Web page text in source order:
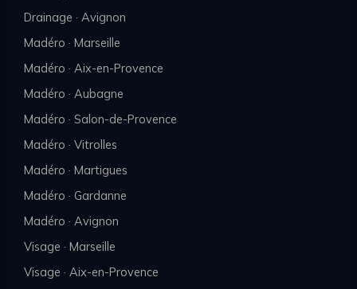
Drainage · Avignon
Madéro · Marseille
Madéro · Aix-en-Provence
Madéro · Aubagne
Madéro · Salon-de-Provence
Madéro · Vitrolles
Madéro · Martigues
Madéro · Gardanne
Madéro · Avignon
Visage · Marseille
Visage · Aix-en-Provence